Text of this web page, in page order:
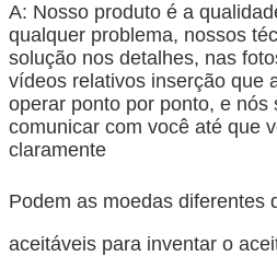
A: Nosso produto é a
qualquer problema, nossos
solução nos detalhes, nas
vídeos relativos inserção que
operar ponto por ponto, e nós
comunicar com você até que
claramente
Podem as moedas diferentes
aceitáveis para inventar o